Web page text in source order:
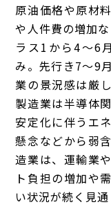
原油価格や原材
や人件費の増加
ラス1から4～6
み。先行き7～9
業の景況感は厳
製造業は半導体
安定化に伴うエ
懸念などから弱
造業は、運輸業
ト負担の増加や
い状況が続く見通